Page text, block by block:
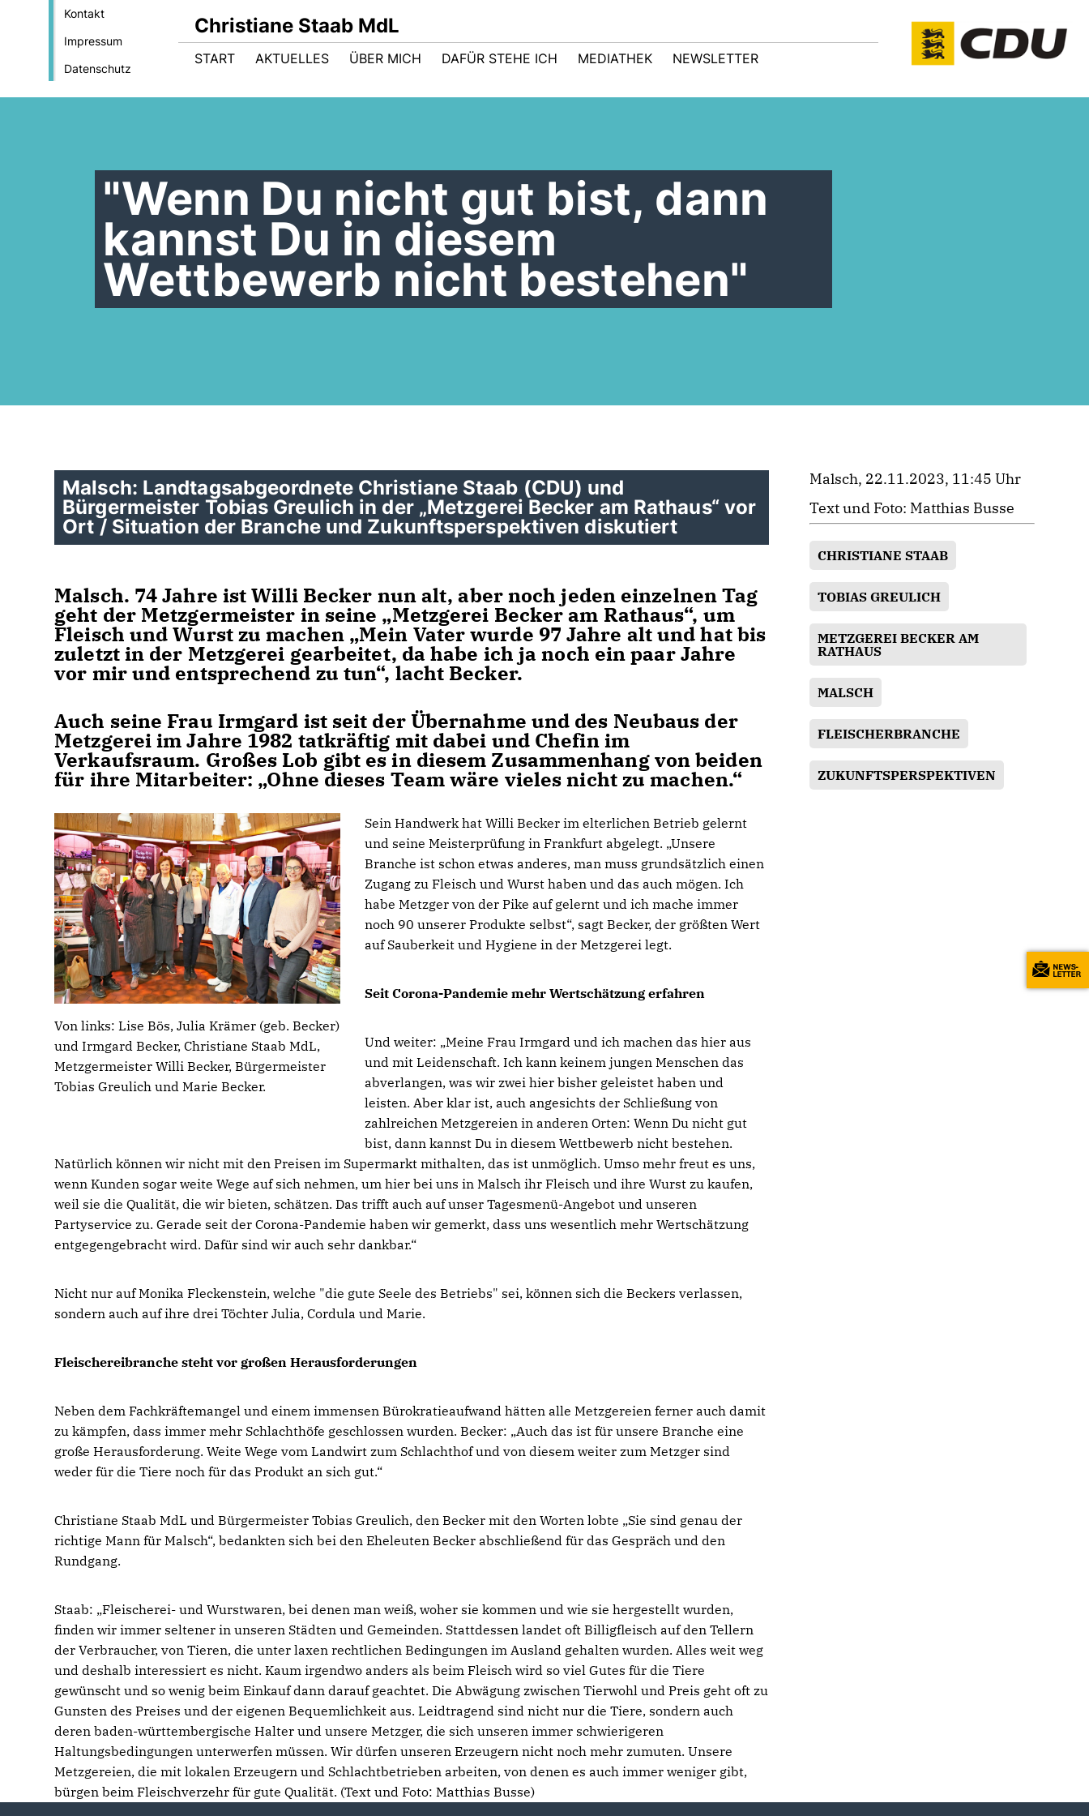
Kontakt
Impressum
Datenschutz
Christiane Staab MdL
START AKTUELLES ÜBER MICH DAFÜR STEHE ICH MEDIATHEK NEWSLETTER
"Wenn Du nicht gut bist, dann
kannst Du in diesem
Wettbewerb nicht bestehen"
Malsch: Landtagsabgeordnete Christiane Staab (CDU) und
Bürgermeister Tobias Greulich in der „Metzgerei Becker am Rathaus“ vor
Ort / Situation der Branche und Zukunftsperspektiven diskutiert
Malsch. 74 Jahre ist Willi Becker nun alt, aber noch jeden einzelnen Tag
geht der Metzgermeister in seine „Metzgerei Becker am Rathaus“, um
Fleisch und Wurst zu machen „Mein Vater wurde 97 Jahre alt und hat bis
zuletzt in der Metzgerei gearbeitet, da habe ich ja noch ein paar Jahre
vor mir und entsprechend zu tun“, lacht Becker.
Auch seine Frau Irmgard ist seit der Übernahme und des Neubaus der
Metzgerei im Jahre 1982 tatkräftig mit dabei und Chefin im
Verkaufsraum. Großes Lob gibt es in diesem Zusammenhang von beiden
für ihre Mitarbeiter: „Ohne dieses Team wäre vieles nicht zu machen.“
Von links: Lise Bös, Julia Krämer (geb. Becker)
und Irmgard Becker, Christiane Staab MdL,
Metzgermeister Willi Becker, Bürgermeister
Tobias Greulich und Marie Becker.
Sein Handwerk hat Willi Becker im elterlichen Betrieb gelernt
und seine Meisterprüfung in Frankfurt abgelegt. „Unsere
Branche ist schon etwas anderes, man muss grundsätzlich einen
Zugang zu Fleisch und Wurst haben und das auch mögen. Ich
habe Metzger von der Pike auf gelernt und ich mache immer
noch 90 unserer Produkte selbst“, sagt Becker, der größten Wert
auf Sauberkeit und Hygiene in der Metzgerei legt.
Seit Corona-Pandemie mehr Wertschätzung erfahren
Und weiter: „Meine Frau Irmgard und ich machen das hier aus
und mit Leidenschaft. Ich kann keinem jungen Menschen das
abverlangen, was wir zwei hier bisher geleistet haben und
leisten. Aber klar ist, auch angesichts der Schließung von
zahlreichen Metzgereien in anderen Orten: Wenn Du nicht gut
bist, dann kannst Du in diesem Wettbewerb nicht bestehen.
Natürlich können wir nicht mit den Preisen im Supermarkt mithalten, das ist unmöglich. Umso mehr freut es uns,
wenn Kunden sogar weite Wege auf sich nehmen, um hier bei uns in Malsch ihr Fleisch und ihre Wurst zu kaufen,
weil sie die Qualität, die wir bieten, schätzen. Das trifft auch auf unser Tagesmenü-Angebot und unseren
Partyservice zu. Gerade seit der Corona-Pandemie haben wir gemerkt, dass uns wesentlich mehr Wertschätzung
entgegengebracht wird. Dafür sind wir auch sehr dankbar.“
Nicht nur auf Monika Fleckenstein, welche "die gute Seele des Betriebs" sei, können sich die Beckers verlassen,
sondern auch auf ihre drei Töchter Julia, Cordula und Marie.
Fleischereibranche steht vor großen Herausforderungen
Neben dem Fachkräftemangel und einem immensen Bürokratieaufwand hätten alle Metzgereien ferner auch damit
zu kämpfen, dass immer mehr Schlachthöfe geschlossen wurden. Becker: „Auch das ist für unsere Branche eine
große Herausforderung. Weite Wege vom Landwirt zum Schlachthof und von diesem weiter zum Metzger sind
weder für die Tiere noch für das Produkt an sich gut.“
Christiane Staab MdL und Bürgermeister Tobias Greulich, den Becker mit den Worten lobte „Sie sind genau der
richtige Mann für Malsch“, bedankten sich bei den Eheleuten Becker abschließend für das Gespräch und den
Rundgang.
Staab: „Fleischerei- und Wurstwaren, bei denen man weiß, woher sie kommen und wie sie hergestellt wurden,
finden wir immer seltener in unseren Städten und Gemeinden. Stattdessen landet oft Billigfleisch auf den Tellern
der Verbraucher, von Tieren, die unter laxen rechtlichen Bedingungen im Ausland gehalten wurden. Alles weit weg
und deshalb interessiert es nicht. Kaum irgendwo anders als beim Fleisch wird so viel Gutes für die Tiere
gewünscht und so wenig beim Einkauf dann darauf geachtet. Die Abwägung zwischen Tierwohl und Preis geht oft zu
Gunsten des Preises und der eigenen Bequemlichkeit aus. Leidtragend sind nicht nur die Tiere, sondern auch
deren baden-württembergische Halter und unsere Metzger, die sich unseren immer schwierigeren
Haltungsbedingungen unterwerfen müssen. Wir dürfen unseren Erzeugern nicht noch mehr zumuten. Unsere
Metzgereien, die mit lokalen Erzeugern und Schlachtbetrieben arbeiten, von denen es auch immer weniger gibt,
bürgen beim Fleischverzehr für gute Qualität. (Text und Foto: Matthias Busse)
Malsch, 22.11.2023, 11:45 Uhr
Text und Foto: Matthias Busse
CHRISTIANE STAAB
TOBIAS GREULICH
METZGEREI BECKER AM
RATHAUS
MALSCH
FLEISCHERBRANCHE
ZUKUNFTSPERSPEKTIVEN